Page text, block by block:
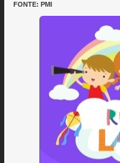
FONTE: PMI